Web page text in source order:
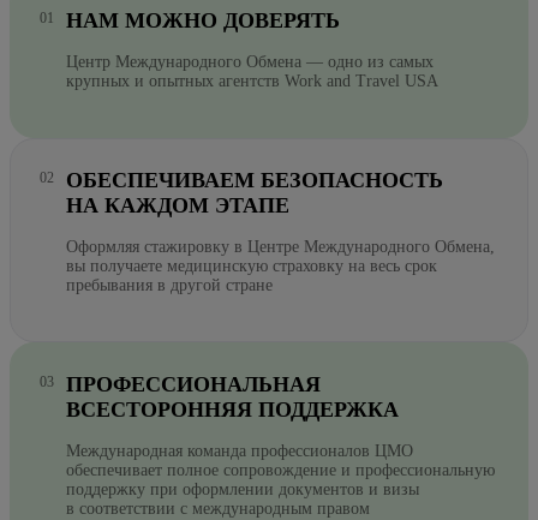
НАМ МОЖНО ДОВЕРЯТЬ
Центр Международного Обмена — одно из самых
крупных и опытных агентств Work and Travel USA
ОБЕСПЕЧИВАЕМ БЕЗОПАСНОСТЬ
НА КАЖДОМ ЭТАПЕ
Оформляя стажировку в Центре Международного Обмена,
вы получаете медицинскую страховку на весь срок
пребывания в другой стране
ПРОФЕССИОНАЛЬНАЯ
ВСЕСТОРОННЯЯ ПОДДЕРЖКА
Международная команда профессионалов ЦМО
обеспечивает полное сопровождение и профессиональную
поддержку при оформлении документов и визы
в соответствии с международным правом